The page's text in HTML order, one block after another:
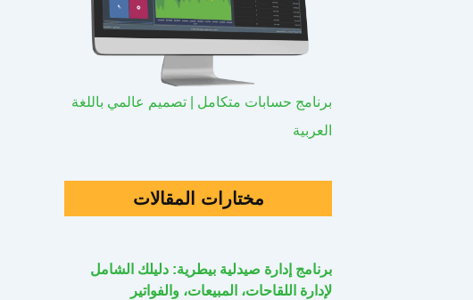
برنامج حسابات متكامل | تصميم عالمي باللغة
العربية
مختارات المقالات
برنامج إدارة صيدلية بيطرية: دليلك الشامل
لإدارة اللقاحات، المبيعات، والفواتير